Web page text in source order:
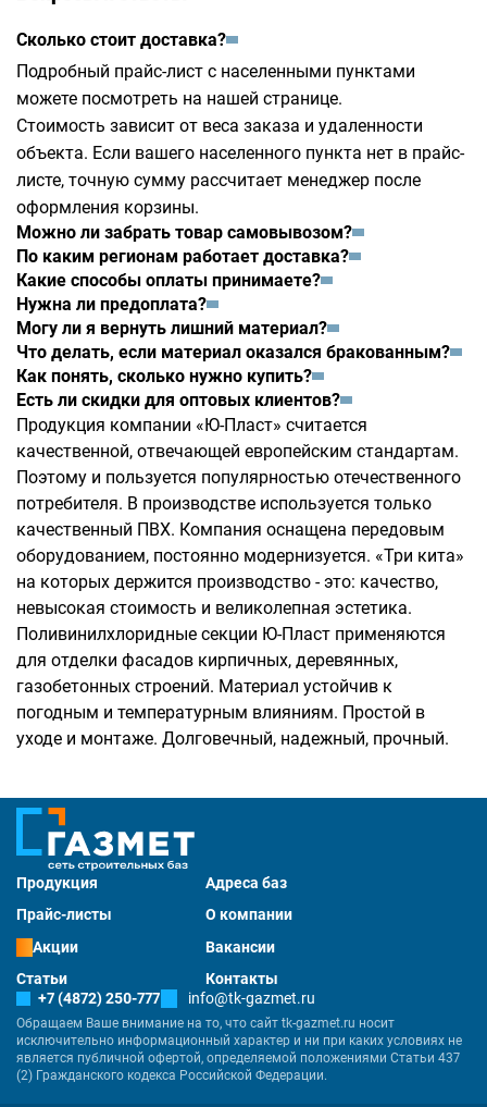
Сколько стоит доставка?
Подробный прайс-лист с населенными пунктами
можете посмотреть на нашей странице.
Стоимость зависит от веса заказа и удаленности
объекта. Если вашего населенного пункта нет в прайс-
листе, точную сумму рассчитает менеджер после
оформления корзины.
Можно ли забрать товар самовывозом?
По каким регионам работает доставка?
Какие способы оплаты принимаете?
Нужна ли предоплата?
Могу ли я вернуть лишний материал?
Что делать, если материал оказался бракованным?
Как понять, сколько нужно купить?
Есть ли скидки для оптовых клиентов?
Продукция компании «Ю-Пласт» считается
качественной, отвечающей европейским стандартам.
Поэтому и пользуется популярностью отечественного
потребителя. В производстве используется только
качественный ПВХ. Компания оснащена передовым
оборудованием, постоянно модернизуется. «Три кита»
на которых держится производство - это: качество,
невысокая стоимость и великолепная эстетика.
Поливинилхлоридные секции Ю-Пласт применяются
для отделки фасадов кирпичных, деревянных,
газобетонных строений. Материал устойчив к
погодным и температурным влияниям. Простой в
уходе и монтаже. Долговечный, надежный, прочный.
Продукция
Адреса баз
Прайс-листы
О компании
Акции
Вакансии
Статьи
Контакты
+7 (4872) 250-777
info@tk-gazmet.ru
Обращаем Ваше внимание на то, что сайт tk-gazmet.ru носит
исключительно информационный характер и ни при каких условиях не
является публичной офертой, определяемой положениями Статьи 437
(2) Гражданского кодекса Российской Федерации.